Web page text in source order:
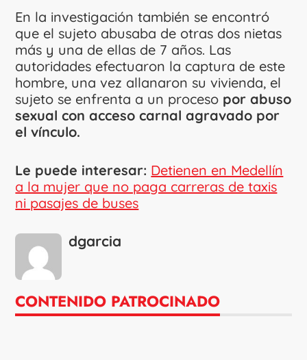
En la investigación también se encontró
que el sujeto abusaba de otras dos nietas
más y una de ellas de 7 años. Las
autoridades efectuaron la captura de este
hombre, una vez allanaron su vivienda, el
sujeto se enfrenta a un proceso por abuso
sexual con acceso carnal agravado por
el vínculo.
Le puede interesar: Detienen en Medellín
a la mujer que no paga carreras de taxis
ni pasajes de buses
dgarcia
CONTENIDO PATROCINADO